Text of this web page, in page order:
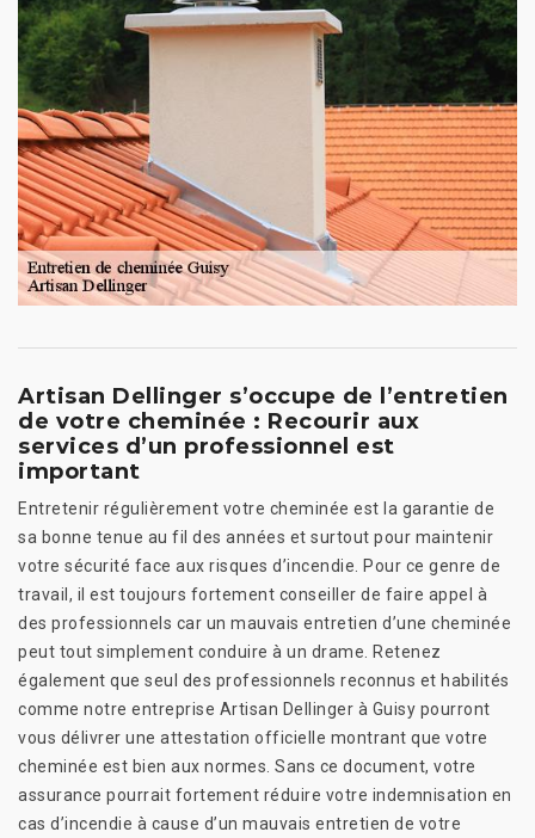
Artisan Dellinger s’occupe de l’entretien
de votre cheminée : Recourir aux
services d’un professionnel est
important
Entretenir régulièrement votre cheminée est la garantie de
sa bonne tenue au fil des années et surtout pour maintenir
votre sécurité face aux risques d’incendie. Pour ce genre de
travail, il est toujours fortement conseiller de faire appel à
des professionnels car un mauvais entretien d’une cheminée
peut tout simplement conduire à un drame. Retenez
également que seul des professionnels reconnus et habilités
comme notre entreprise Artisan Dellinger à Guisy pourront
vous délivrer une attestation officielle montrant que votre
cheminée est bien aux normes. Sans ce document, votre
assurance pourrait fortement réduire votre indemnisation en
cas d’incendie à cause d’un mauvais entretien de votre